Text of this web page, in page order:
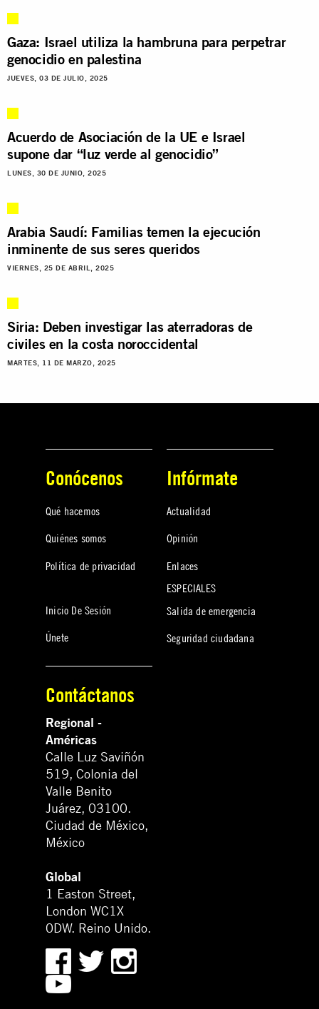
Gaza: Israel utiliza la hambruna para perpetrar
genocidio en palestina
JUEVES, 03 DE JULIO, 2025
Acuerdo de Asociación de la UE e Israel
supone dar “luz verde al genocidio”
LUNES, 30 DE JUNIO, 2025
Arabia Saudí: Familias temen la ejecución
inminente de sus seres queridos
VIERNES, 25 DE ABRIL, 2025
Siria: Deben investigar las aterradoras de
civiles en la costa noroccidental
MARTES, 11 DE MARZO, 2025
Conócenos
Qué hacemos
Quiénes somos
Política de privacidad
Inicio De Sesión
Únete
Infórmate
Actualidad
Opinión
Enlaces
ESPECIALES
Salida de emergencia
Seguridad ciudadana
Contáctanos
Regional -
Américas
Calle Luz Saviñón
519, Colonia del
Valle Benito
Juárez, 03100.
Ciudad de México,
México
Global
1 Easton Street,
London WC1X
0DW. Reino Unido.